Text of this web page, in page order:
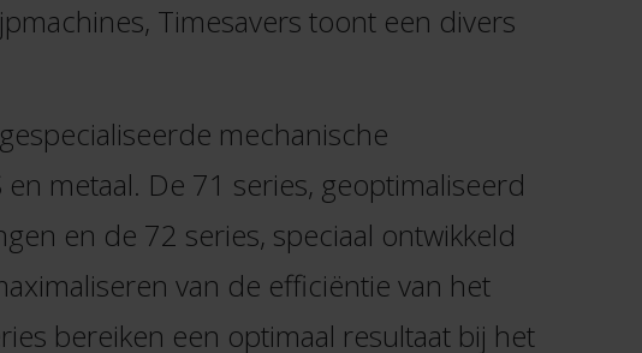
Timesavers toont een divers
mechanische
metaal. De 71 series, geoptimaliseerd
en de 72 series, speciaal ontwikkeld
van de efficiëntie van het
bereiken een optimaal resultaat bij het